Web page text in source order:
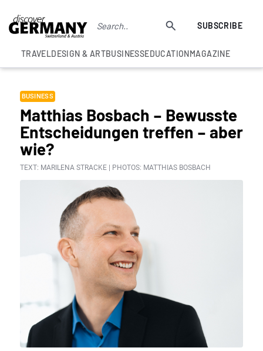
SUBSCRIBE
TRAVELDESIGN & ARTBUSINESSEDUCATIONMAGAZINE
BUSINESS
Matthias Bosbach – Bewusste
Entscheidungen treffen – aber
wie?
TEXT: MARILENA STRACKE | PHOTOS: MATTHIAS BOSBACH